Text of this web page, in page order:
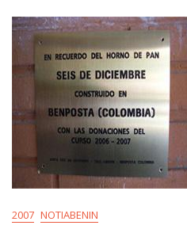
2007 NOTIABENIN